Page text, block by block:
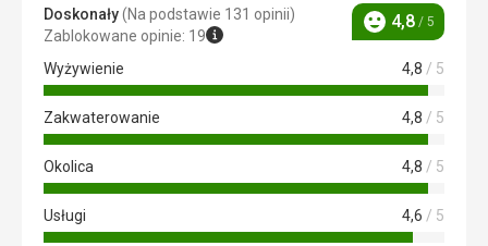
Doskonały(Na podstawie 131 opinii)
Zablokowane opinie: 19
Ocena
4,8 / 5
Wyżywienie 4,8 / 5
Zakwaterowanie 4,8 / 5
Okolica 4,8 / 5
Usługi 4,6 / 5